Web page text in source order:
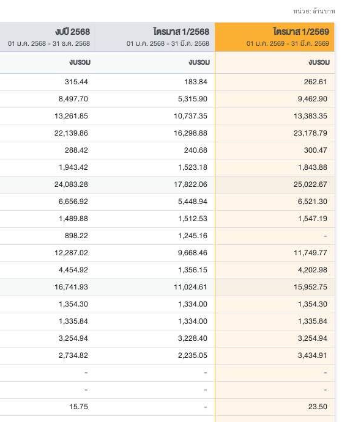
หน่วย: ล้านบาท
งบปี 2568
01 ม.ค. 2568-31 ธ.ค. 2568
ไตรมาส 1/2568
01 ม.ค. 2568-31 มี.ค. 2568
ไตรมาส 1/2569
01 ม.ค. 2569-31 มี.ค. 2569
งบรวม งบรวม งบรวม
315.44 183.84 262.61
8,497.70 5,315.90 9,462.90
13,261.85 10,737.35 13,383.35
22,139.86 16,298.88 23,178.79
288.42 240.68 300.47
1,943.42 1,523.18 1,843.88
24,083.28 17,822.06 25,022.67
6,656.92 5,448.94 6,521.30
1,489.88 1,512.53 1,547.19
898.22 1,245.16 -
12,287.02 9,668.46 11,749.77
4,454.92 1,356.15 4,202.98
16,741.93 11,024.61 15,952.75
1,354.30 1,334.00 1,354.30
1,335.84 1,334.00 1,335.84
3,254.94 3,228.40 3,254.94
2,734.82 2,235.05 3,434.91
- - -
- - -
15.75 - 23.50